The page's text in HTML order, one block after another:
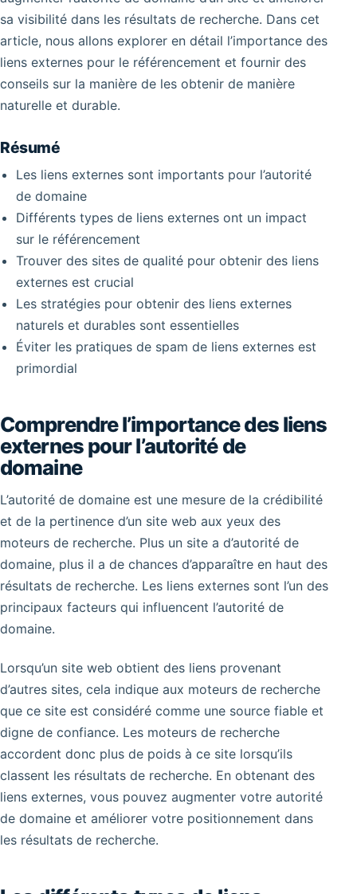
sa visibilité dans les résultats de recherche. Dans cet
article, nous allons explorer en détail l’importance des
liens externes pour le référencement et fournir des
conseils sur la manière de les obtenir de manière
naturelle et durable.
Résumé
Les liens externes sont importants pour l’autorité
de domaine
Différents types de liens externes ont un impact
sur le référencement
Trouver des sites de qualité pour obtenir des liens
externes est crucial
Les stratégies pour obtenir des liens externes
naturels et durables sont essentielles
Éviter les pratiques de spam de liens externes est
primordial
Comprendre l’importance des liens
externes pour l’autorité de
domaine
L’autorité de domaine est une mesure de la crédibilité
et de la pertinence d’un site web aux yeux des
moteurs de recherche. Plus un site a d’autorité de
domaine, plus il a de chances d’apparaître en haut des
résultats de recherche. Les liens externes sont l’un des
principaux facteurs qui influencent l’autorité de
domaine.
Lorsqu’un site web obtient des liens provenant
d’autres sites, cela indique aux moteurs de recherche
que ce site est considéré comme une source fiable et
digne de confiance. Les moteurs de recherche
accordent donc plus de poids à ce site lorsqu’ils
classent les résultats de recherche. En obtenant des
liens externes, vous pouvez augmenter votre autorité
de domaine et améliorer votre positionnement dans
les résultats de recherche.